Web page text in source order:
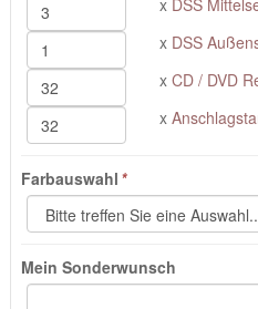
x DSS
x DSS
x CD / DVD
x
Farbauswahl *
Mein Sonderwunsch